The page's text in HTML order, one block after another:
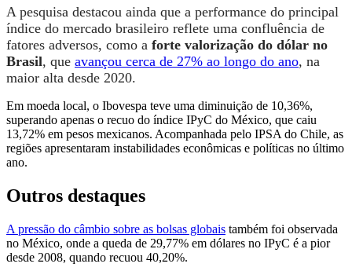
A pesquisa destacou ainda que a performance do principal
índice do mercado brasileiro reflete uma confluência de
fatores adversos, como a forte valorização do dólar no
Brasil, que avançou cerca de 27% ao longo do ano, na
maior alta desde 2020.
Em moeda local, o Ibovespa teve uma diminuição de 10,36%,
superando apenas o recuo do índice IPyC do México, que caiu
13,72% em pesos mexicanos. Acompanhada pelo IPSA do Chile, as
regiões apresentaram instabilidades econômicas e políticas no último
ano.
Outros destaques
A pressão do câmbio sobre as bolsas globais também foi observada
no México, onde a queda de 29,77% em dólares no IPyC é a pior
desde 2008, quando recuou 40,20%.